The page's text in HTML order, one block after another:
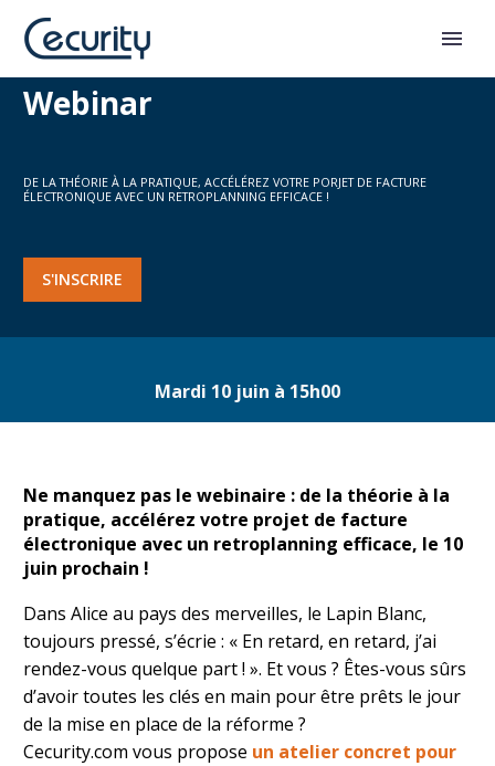
Webinar
DE LA THÉORIE À LA PRATIQUE, ACCÉLÉREZ VOTRE PORJET DE FACTURE
ÉLECTRONIQUE AVEC UN RETROPLANNING EFFICACE !
S'INSCRIRE
Mardi 10 juin à 15h00
Ne manquez pas le webinaire : de la théorie à la
pratique, accélérez votre projet de facture
électronique avec un retroplanning efficace, le 10
juin prochain !
Dans Alice au pays des merveilles, le Lapin Blanc,
toujours pressé, s’écrie : « En retard, en retard, j’ai
rendez-vous quelque part ! ». Et vous ? Êtes-vous sûrs
d’avoir toutes les clés en main pour être prêts le jour
de la mise en place de la réforme ?
Cecurity.com vous propose un atelier concret pour